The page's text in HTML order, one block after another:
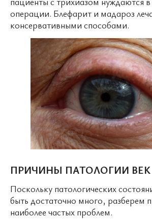
операции. Блефарит и мадароз
консервативными способами.
ПРИЧИНЫ ПАТОЛОГИИ ВЕК
Поскольку патологических
быть достаточно много, разберем
наиболее частых проблем.